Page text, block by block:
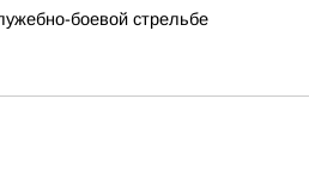
боевой стрельбе